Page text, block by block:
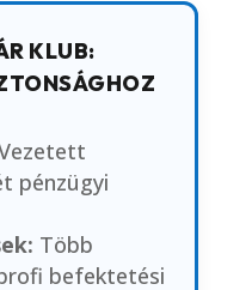
KLUB:
pénzügyi
Több
befektetési